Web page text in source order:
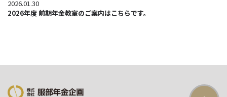
2026.01.30
2026年度 前期年金教室のご案内はこちらです。